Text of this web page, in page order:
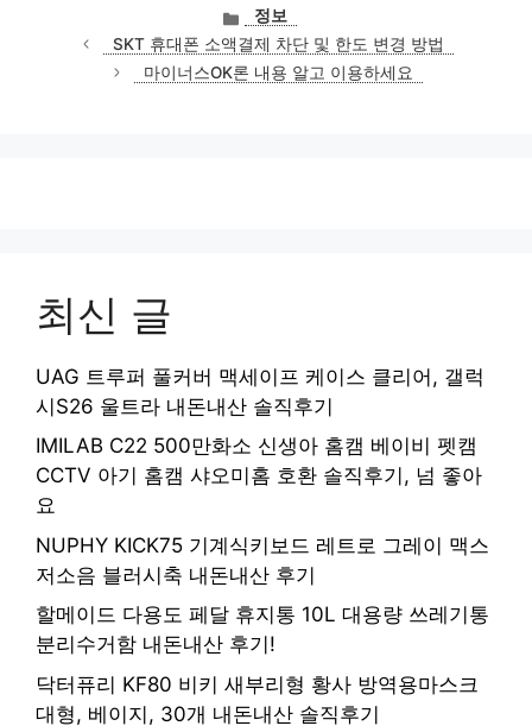
카
테
고
리
정보
SKT 휴대폰 소액결제 차단 및 한도 변경 방법
마이너스OK론 내용 알고 이용하세요
최신 글
UAG 트루퍼 풀커버 맥세이프 케이스 클리어, 갤럭
시S26 울트라 내돈내산 솔직후기
IMILAB C22 500만화소 신생아 홈캠 베이비 펫캠
CCTV 아기 홈캠 샤오미홈 호환 솔직후기, 넘 좋아
요
NUPHY KICK75 기계식키보드 레트로 그레이 맥스
저소음 블러시축 내돈내산 후기
할메이드 다용도 페달 휴지통 10L 대용량 쓰레기통
분리수거함 내돈내산 후기!
닥터퓨리 KF80 비키 새부리형 황사 방역용마스크
대형, 베이지, 30개 내돈내산 솔직후기